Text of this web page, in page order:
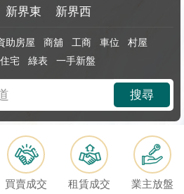
新界東 新界西
助房屋 商舖 工商 車位
村屋
宅 綠表 一手新盤
搜尋
買賣成交 租賃成交 業主放盤